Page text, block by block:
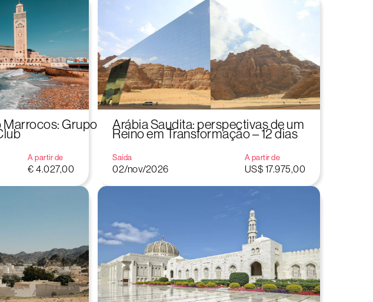
Marrocos: Grupo
A partir de
€ 4.027,00
Arábia Saudita: perspectivas de um
Reino em Transformação – 12 dias
Saída
02/nov/2026
A partir de
US$ 17.975,00